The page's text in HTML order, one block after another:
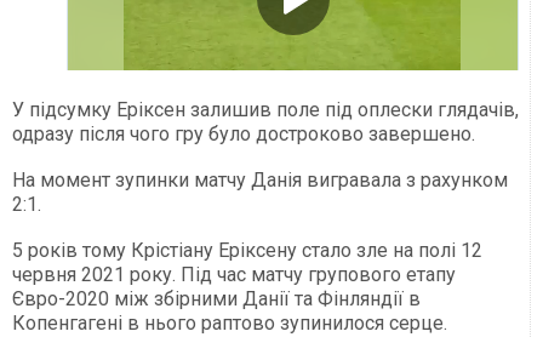
У підсумку Еріксен залишив поле під оплески глядачів,
одразу після чого гру було достроково завершено.
На момент зупинки матчу Данія вигравала з рахунком
2:1.
5 років тому Крістіану Еріксену стало зле на полі 12
червня 2021 року. Під час матчу групового етапу
Євро-2020 між збірними Данії та Фінляндії в
Копенгагені в нього раптово зупинилося серце.